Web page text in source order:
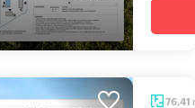
76,41